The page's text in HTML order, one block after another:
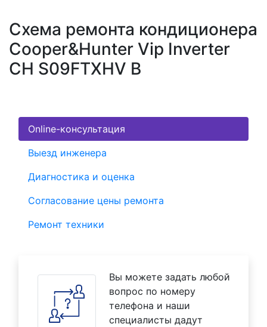
Схема ремонта кондиционера
Cooper&Hunter Vip Inverter
CH S09FTXHV B
Online-консультация
Выезд инженера
Диагностика и оценка
Согласование цены ремонта
Ремонт техники
Вы можете задать любой
вопрос по номеру
телефона и наши
специалисты дадут